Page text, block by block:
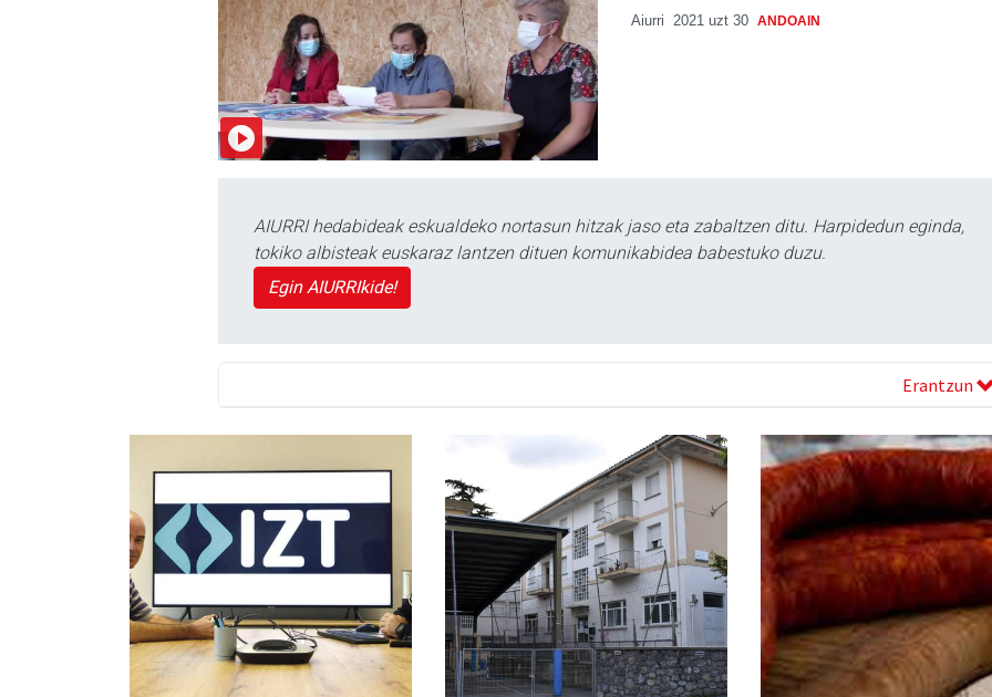
Aiurri 2021 uzt 30 ANDOAIN
AIURRI hedabideak eskualdeko nortasun hitzak jaso eta zabaltzen ditu. Harpidedun eginda,
tokiko albisteak euskaraz lantzen dituen komunikabidea babestuko duzu.
Egin AIURRIkide!
Erantzun